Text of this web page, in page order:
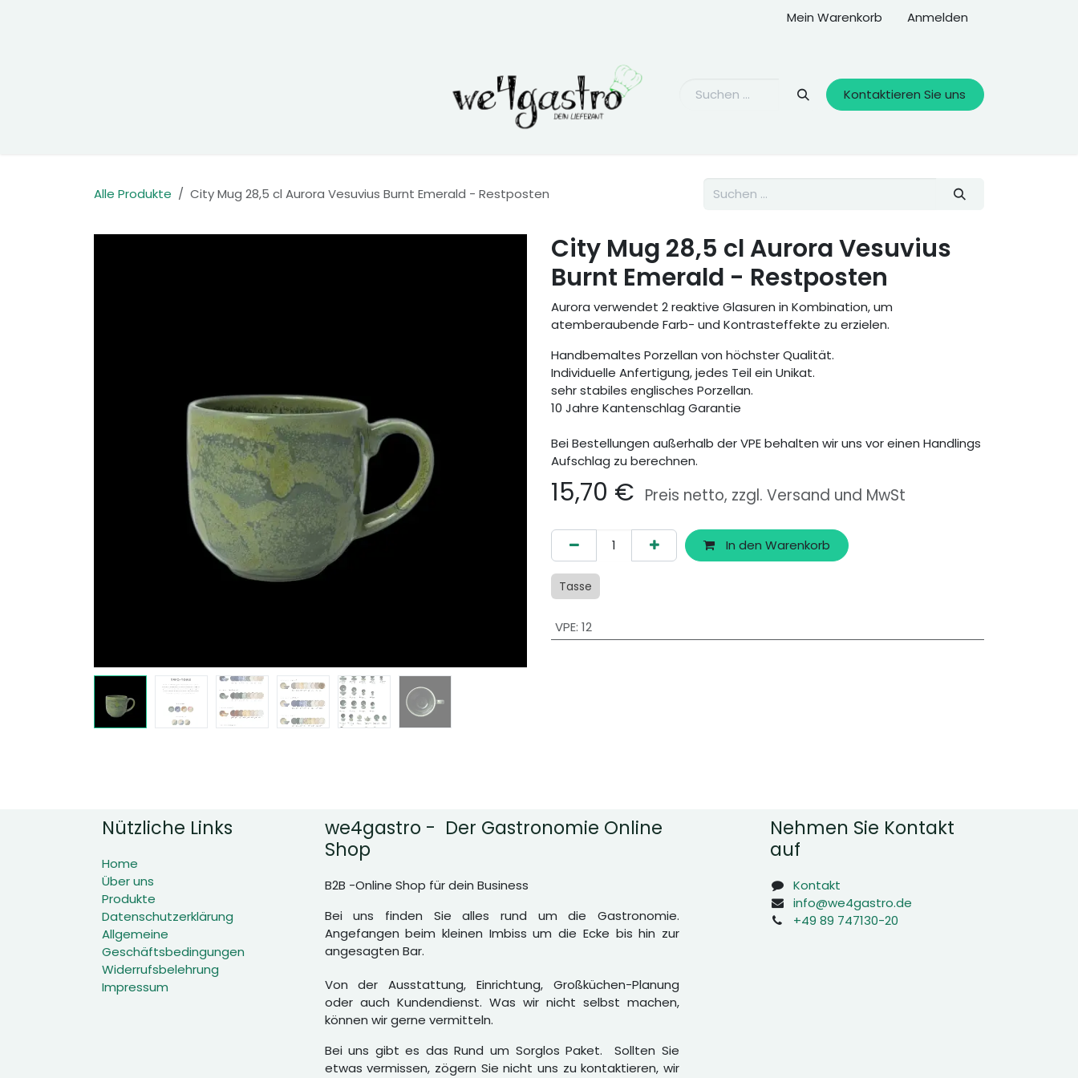
Mein Warenkorb Anmelden
Kontaktieren Sie uns
Alle Produkte City Mug 28,5 cl Aurora Vesuvius Burnt Emerald - Restposten
City Mug 28,5 cl Aurora Vesuvius
Burnt Emerald - Restposten
Aurora verwendet 2 reaktive Glasuren in Kombination, um
atemberaubende Farb- und Kontrasteffekte zu erzielen.
Handbemaltes Porzellan von höchster Qualität.
Individuelle Anfertigung, jedes Teil ein Unikat.
sehr stabiles englisches Porzellan.
10 Jahre Kantenschlag Garantie
Bei Bestellungen außerhalb der VPE behalten wir uns vor einen Handlings
Aufschlag zu berechnen.
15,70 € Preis netto, zzgl. Versand und MwSt
In den Warenkorb
Tasse
VPE: 12
Nützliche Links
Home
Über uns
Produkte
Datenschutzerklärung
Allgemeine
Geschäftsbedingungen
Widerrufsbelehrung
Impressum
we4gastro - Der Gastronomie Online
Shop
B2B -Online Shop für dein Business
Bei uns finden Sie alles rund um die Gastronomie.
Angefangen beim kleinen Imbiss um die Ecke bis hin zur
angesagten Bar.
Von der Ausstattung, Einrichtung, Großküchen-Planung
oder auch Kundendienst. Was wir nicht selbst machen,
können wir gerne vermitteln.
Bei uns gibt es das Rund um Sorglos Paket. Sollten Sie
etwas vermissen, zögern Sie nicht uns zu kontaktieren, wir
Nehmen Sie Kontakt
auf
Kontakt
info@we4gastro.de
+49 89 747130-20